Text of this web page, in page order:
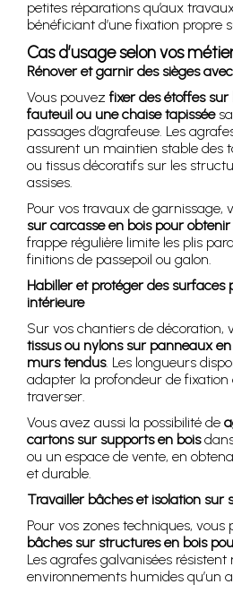
petites réparations qu’aux
bénéficiant d’une fixation propre
Cas d’usage selon vos
Rénover et garnir des sièges
Vous pouvez fixer des étoffes
fauteuil ou une chaise tapissée
passages d’agrafeuse. Les
assurent un maintien stable des
ou tissus décoratifs sur les
assises.
Pour vos travaux de garnissage,
sur carcasse en bois pour
frappe régulière limite les plis
finitions de passepoil ou galon.
Habiller et protéger des surfaces
intérieure
Sur vos chantiers de décoration,
tissus ou nylons sur panneaux
murs tendus. Les longueurs
adapter la profondeur de fixation
traverser.
Vous avez aussi la possibilité de
cartons sur supports en bois
ou un espace de vente, en
et durable.
Travailler bâches et isolation sur
Pour vos zones techniques, vous
bâches sur structures en bois
Les agrafes galvanisées
environnements humides qu’un